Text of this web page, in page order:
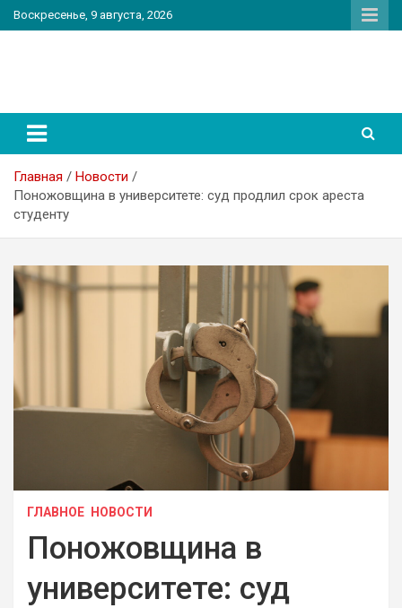
Перейти
к
Воскресенье, 9 августа, 2026
Главная
Новости
Поножовщина в университете: суд продлил срок ареста
студенту
ГЛАВНОЕ НОВОСТИ
Поножовщина в
университете: суд